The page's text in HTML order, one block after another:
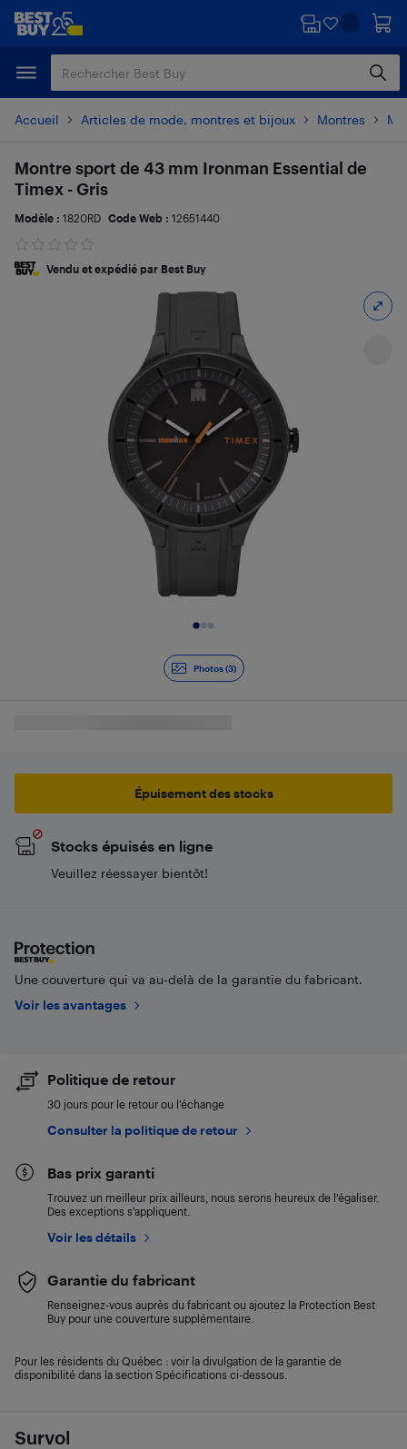
Passer
principal
Passer
Accueil Articles de mode, montres et bijoux Montres
Photos (3)
Survol
Montre sport de 43 mm Ironman Essential de
Timex - Gris
Modèle : 1820RD Code Web : 12651440
Vendu et expédié par Best Buy
Épuisement des stocks
Stocks épuisés en ligne
Veuillez réessayer bientôt!
Une couverture qui va au-delà de la garantie du fabricant.
Voir les avantages
Politique de retour
30 jours pour le retour ou l’échange
Consulter la politique de retour
Bas prix garanti
Trouvez un meilleur prix ailleurs, nous serons heureux de l’égaliser.
Des exceptions s’appliquent.
Voir les détails
Garantie du fabricant
Renseignez-vous auprès du fabricant ou ajoutez la Protection Best
Buy pour une couverture supplémentaire.
Pour les résidents du Québec : voir la divulgation de la garantie de
disponibilité dans la section Spécifications ci-dessous.